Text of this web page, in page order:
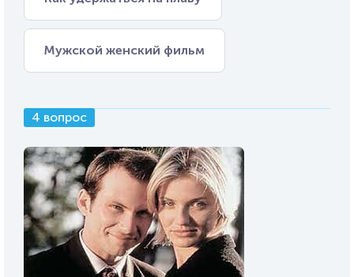
Мужской женский фильм
4 вопрос